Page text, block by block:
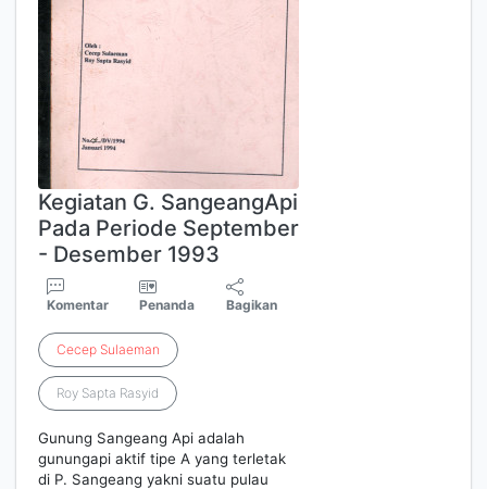
Kegiatan G. SangeangApi
Pada Periode September
- Desember 1993
Komentar Penanda Bagikan
Cecep Sulaeman
Roy Sapta Rasyid
Gunung Sangeang Api adalah
gunungapi aktif tipe A yang terletak
di P. Sangeang yakni suatu pulau